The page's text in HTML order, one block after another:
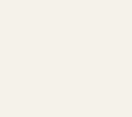
PER
e desideri
giardino nel